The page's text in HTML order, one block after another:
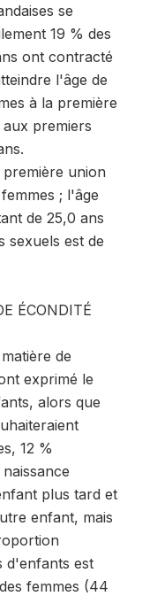
se
19 % des
ont contracté
l'âge de
à la première
premiers
union
; l'âge
de 25,0 ans
sexuels est de
ÉCONDITÉ
de
exprimé le
alors que
12 %
plus tard et
enfant, mais
d'enfants est
femmes (44